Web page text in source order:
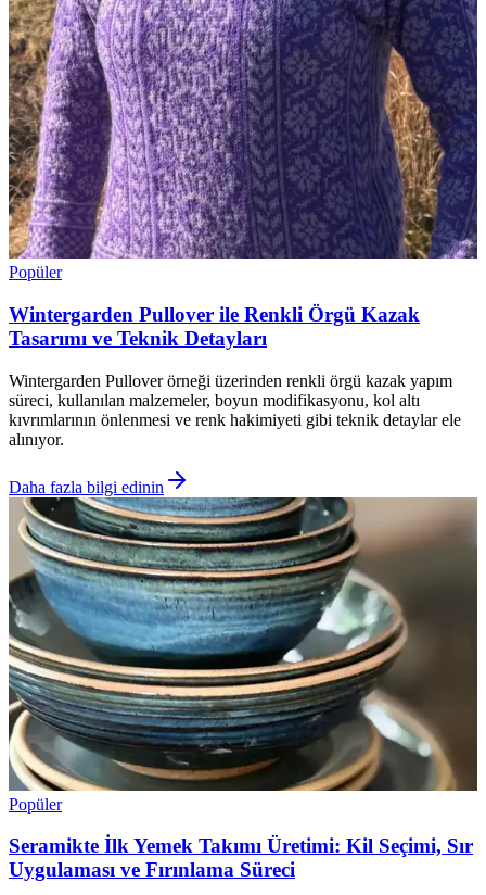
Popüler
Wintergarden Pullover ile Renkli Örgü Kazak
Tasarımı ve Teknik Detayları
Wintergarden Pullover örneği üzerinden renkli örgü kazak yapım
süreci, kullanılan malzemeler, boyun modifikasyonu, kol altı
kıvrımlarının önlenmesi ve renk hakimiyeti gibi teknik detaylar ele
alınıyor.
Daha fazla bilgi edinin
Popüler
Seramikte İlk Yemek Takımı Üretimi: Kil Seçimi, Sır
Uygulaması ve Fırınlama Süreci